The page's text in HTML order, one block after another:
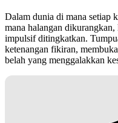
Dalam dunia di mana setiap
mana halangan
impulsif ditingkatkan.
ketenangan fikiran,
belah yang menggalakkan